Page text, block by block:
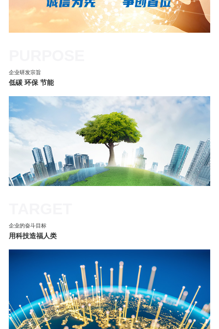
企业研发宗旨
低碳 环保 节能
企业的奋斗目标
用科技造福人类